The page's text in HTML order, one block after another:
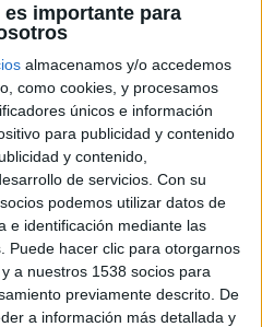
importante para
almacenamos y/o accedemos
como cookies, y procesamos
únicos e información
para publicidad y contenido
y contenido,
de servicios. Con su
podemos utilizar datos de
e identificación mediante las
Puede hacer clic para otorgarnos
a nuestros 1538 socios para
previamente descrito. De
a información más detallada y
dimecres ha de signar
ha explicat Manel
per retardar la
fins que l'Ajuntament
ple del pròxim dia 18
protegits per part
que el mateix Toro va
amb el director de
serviria per "guanyar